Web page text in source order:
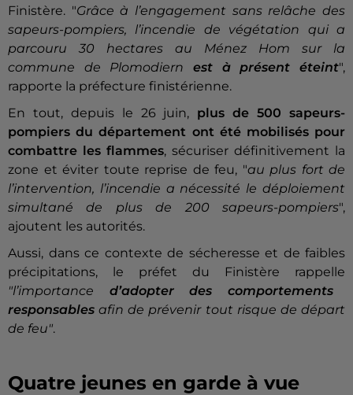
Finistère. "Grâce à l’engagement sans relâche des
sapeurs-pompiers, l’incendie de végétation qui a
parcouru 30 hectares au Ménez Hom sur la
commune de Plomodiern est à présent éteint",
rapporte la préfecture finistérienne.
En tout, depuis le 26 juin, plus de 500 sapeurs-
pompiers du département ont été mobilisés pour
combattre les flammes, sécuriser définitivement la
zone et éviter toute reprise de feu, "au plus fort de
l’intervention, l’incendie a nécessité le déploiement
simultané de plus de 200 sapeurs-pompiers",
ajoutent les autorités.
Aussi, dans ce contexte de sécheresse et de faibles
précipitations, le préfet du Finistère rappelle
"l’importance d’adopter des comportements
responsables afin de prévenir tout risque de départ
de feu".
Quatre jeunes en garde à vue